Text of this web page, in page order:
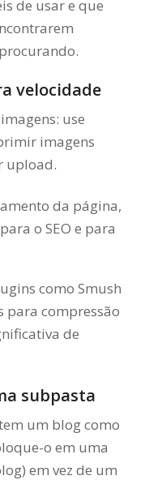
de usar e que
velocidade
use
imagens
upload.
da página,
o SEO e para
como Smush
para compressão
de
subpasta
um blog como
o em uma
em vez de um